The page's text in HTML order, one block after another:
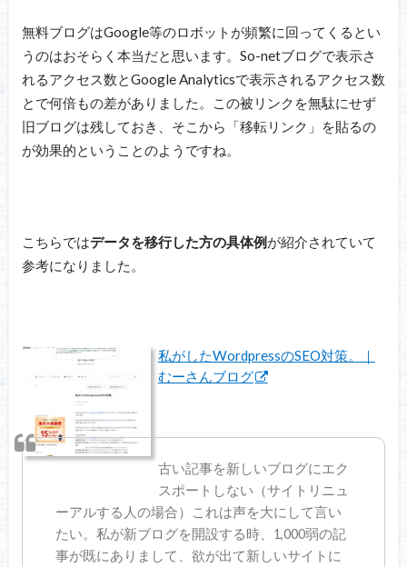
無料ブログはGoogle等のロボットが頻繁に回ってくるとい
うのはおそらく本当だと思います。So-netブログで表示さ
れるアクセス数とGoogle Analyticsで表示されるアクセス数
とで何倍もの差がありました。この被リンクを無駄にせず
旧ブログは残しておき、そこから「移転リンク」を貼るの
が効果的ということのようですね。
こちらではデータを移行した方の具体例が紹介されていて
参考になりました。
私がしたWordpressのSEO対策。｜
むーさんブログ
古い記事を新しいブログにエク
スポートしない（サイトリニュ
ーアルする人の場合）これは声を大にして言い
たい。私が新ブログを開設する時、1,000弱の記
事が既にありまして、欲が出て新しいサイトに